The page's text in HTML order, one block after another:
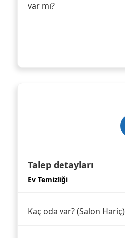
var mı?
Talep detayları
Ev Temizliği
Kaç oda var? (Salon Hariç)